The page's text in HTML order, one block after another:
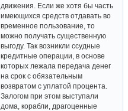
движения. Если же хотя бы часть
имеющихся средств отдавать во
временное пользование, то
можно получать существенную
выгоду. Так возникли ссудные
кредитные операции, в основе
которых лежала передача денег
на срок с обязательным
возвратом с уплатой процента.
Залогом при этом выступали
дома, корабли, драгоценные